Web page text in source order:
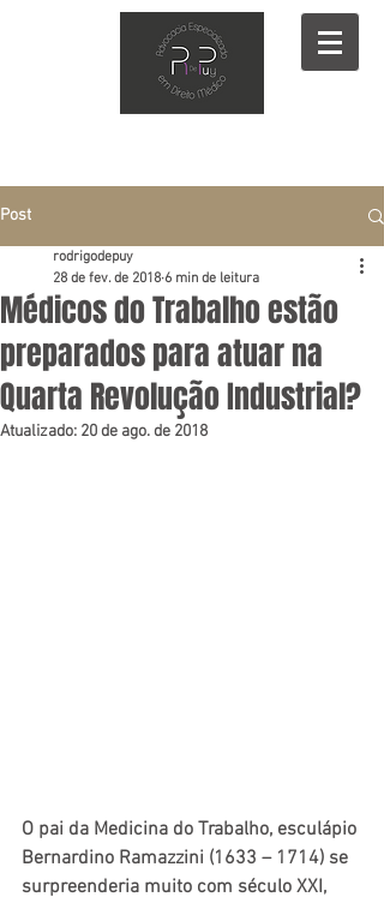
Post
Médicos do Trabalho estão
preparados para atuar na
Quarta Revolução Industrial?
rodrigodepuy
28 de fev. de 2018 6 min de leitura
Atualizado: 20 de ago. de 2018
O pai da Medicina do Trabalho, esculápio
Bernardino Ramazzini (1633 – 1714) se
surpreenderia muito com século XXI,